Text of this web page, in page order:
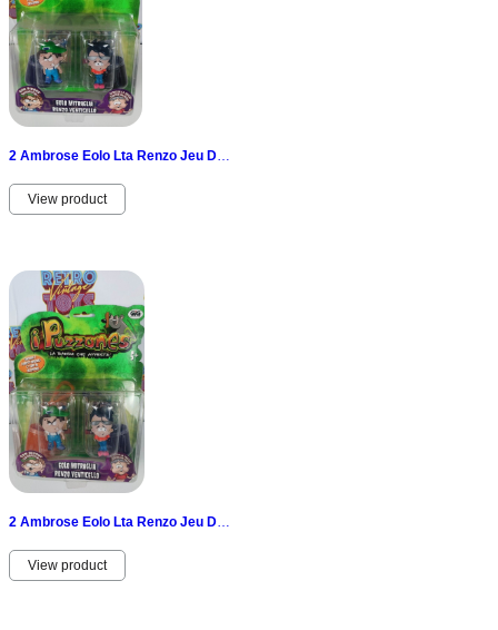
2 Ambrose Eolo Lta Renzo Jeu D’Enfant Big Blister Vintage GiG Bin New
View product
2 Ambrose Eolo Lta Renzo Jeu D’Enfant Big Blister Vintage GiG Bin Kinderuhr
View product